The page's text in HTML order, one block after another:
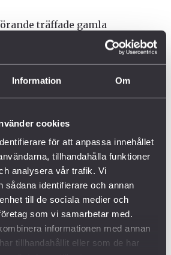
Information Om
cookies
för att anpassa innehållet
tillhandahålla funktioner
analysera vår trafik. Vi
sådana identifierare och annan
till de sociala medier och
som vi samarbetar med.
informationen med annan
tillhandahållit eller som de har
träffade gamla
mycket snack om allt som hänt
jag tänkte: vi är här och nu, vi
är det först i efterhand man
med om, sade Maria Ermanno.